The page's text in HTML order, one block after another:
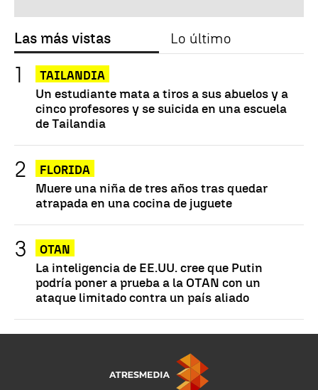
Las más vistas Lo último
TAILANDIA
Un estudiante mata a tiros a sus abuelos y a
cinco profesores y se suicida en una escuela
de Tailandia
FLORIDA
Muere una niña de tres años tras quedar
atrapada en una cocina de juguete
OTAN
La inteligencia de EE.UU. cree que Putin
podría poner a prueba a la OTAN con un
ataque limitado contra un país aliado